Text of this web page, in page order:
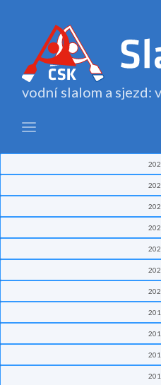
vodní slalom a sjezd: